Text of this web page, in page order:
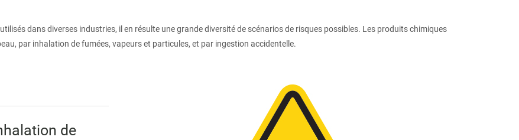
dans diverses industries, il en résulte une grande diversité de scénarios de risques possibles. Les produits chimiques
par inhalation de fumées, vapeurs et particules, et par ingestion accidentelle.
de